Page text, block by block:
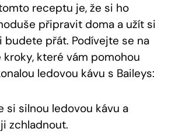
receptu je, že si ho
připravit doma a užít si
budete přát. Podívejte se na
které vám pomohou
ledovou kávu s Baileys:
si silnou ledovou kávu a
zchladnout.